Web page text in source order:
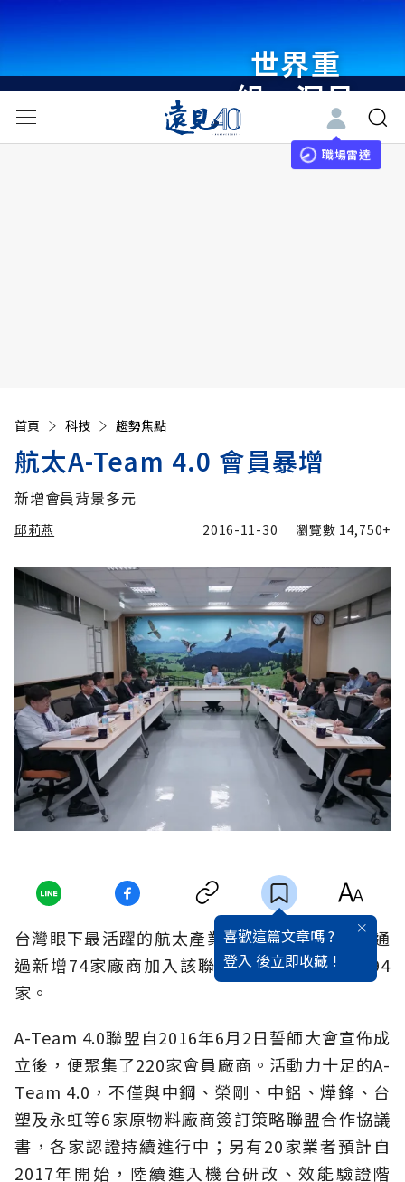
世界重
組・洞見
未來 與
世界領袖
職場雷達
首頁 科技 趨勢焦點
航太A-Team 4.0 會員暴增
新增會員背景多元
邱莉燕 2016-11-30 瀏覽數 14,750+
喜歡這篇文章嗎 ?
登入 後立即收藏 !
台灣眼下最活躍的航太產業 A-Team 4.0聯盟，通
過新增74家廠商加入該聯盟，會員數爆增為294
家。
A-Team 4.0聯盟自2016年6月2日誓師大會宣佈成
立後，便聚集了220家會員廠商。活動力十足的A-
Team 4.0，不僅與中鋼、榮剛、中鋁、燁鋒、台
塑及永虹等6家原物料廠商簽訂策略聯盟合作協議
書，各家認證持續進行中；另有20家業者預計自
2017年開始，陸續進入機台研改、效能驗證階